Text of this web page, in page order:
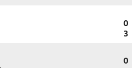
0
3
0